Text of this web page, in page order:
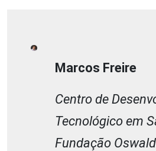
Marcos Freire
Centro de
Tecnológico em
Fundação